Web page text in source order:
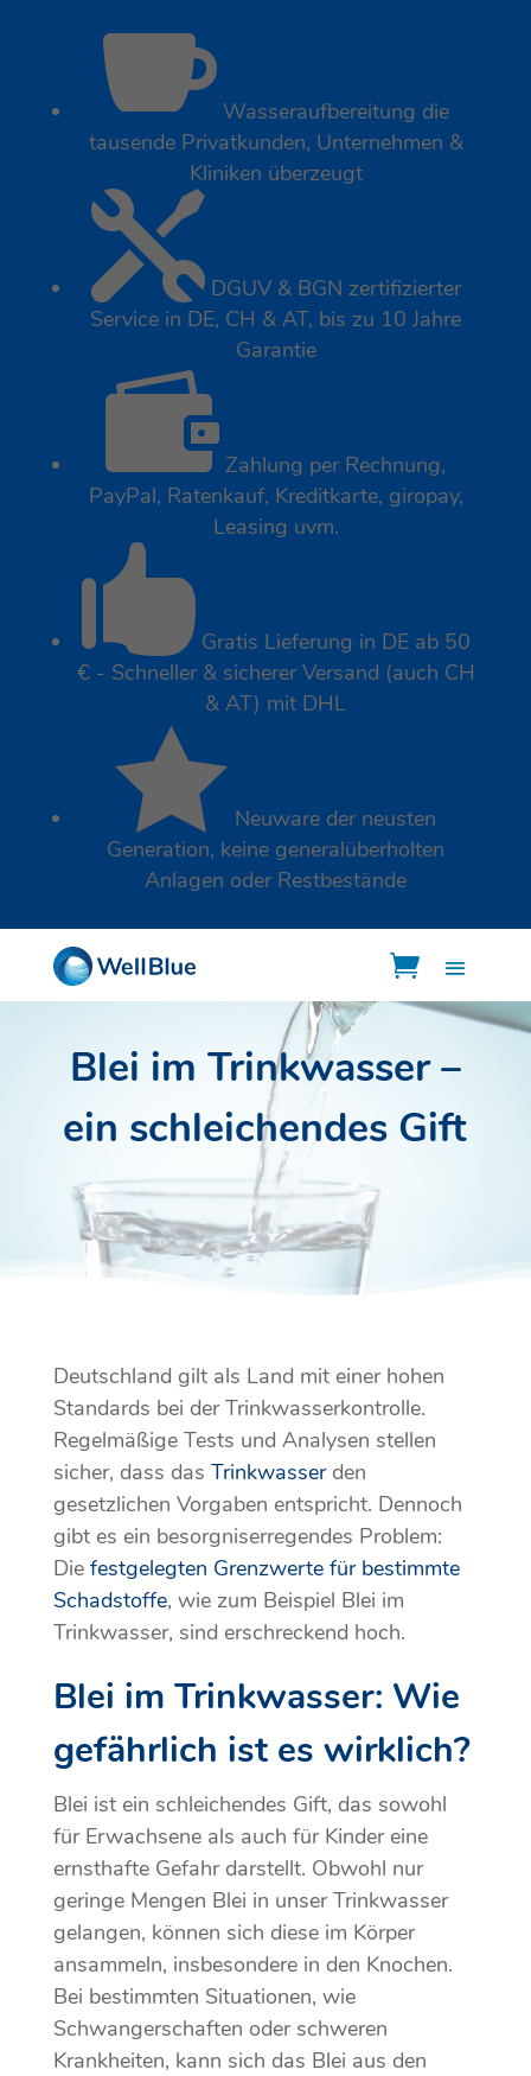
 Wasseraufbereitung die
tausende Privatkunden, Unternehmen &
Kliniken überzeugt
DGUV & BGN zertifizierter
Service in DE, CH & AT, bis zu 10 Jahre
Garantie
 Zahlung per Rechnung,
PayPal, Ratenkauf, Kreditkarte, giropay,
Leasing uvm.
 Gratis Lieferung in DE ab 50
€ - Schneller & sicherer Versand (auch CH
& AT) mit DHL
 Neuware der neusten
Generation, keine generalüberholten
Anlagen oder Restbestände
Blei im Trinkwasser –
ein schleichendes Gift
Deutschland gilt als Land mit einer hohen
Standards bei der Trinkwasserkontrolle.
Regelmäßige Tests und Analysen stellen
sicher, dass das Trinkwasserden
gesetzlichen Vorgaben entspricht. Dennoch
gibt es ein besorgniserregendes Problem:
Die festgelegten Grenzwerte für bestimmte
Schadstoffe, wie zum Beispiel Blei im
Trinkwasser, sind erschreckend hoch.
Blei im Trinkwasser: Wie
gefährlich ist es wirklich?
Blei ist ein schleichendes Gift, das sowohl
für Erwachsene als auch für Kinder eine
ernsthafte Gefahr darstellt. Obwohl nur
geringe Mengen Blei in unser Trinkwasser
gelangen, können sich diese im Körper
ansammeln, insbesondere in den Knochen.
Bei bestimmten Situationen, wie
Schwangerschaften oder schweren
Krankheiten, kann sich das Blei aus den